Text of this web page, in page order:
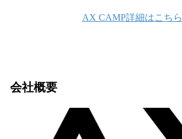
AX CAMP詳細はこちら
会社概要